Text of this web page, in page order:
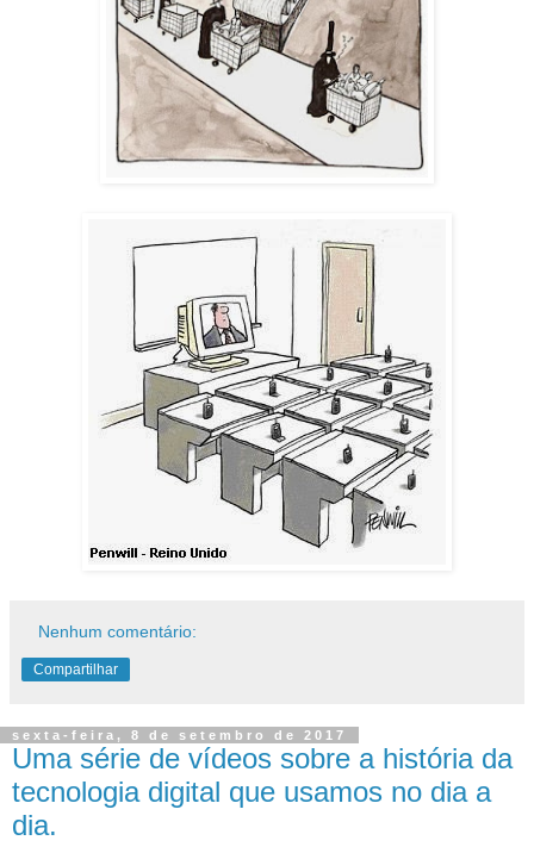
Nenhum comentário:
Compartilhar
sexta-feira, 8 de setembro de 2017
Uma série de vídeos sobre a história da
tecnologia digital que usamos no dia a
dia.